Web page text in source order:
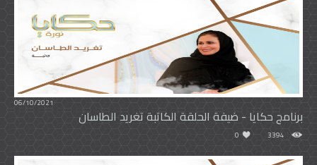
06/10/2021
برنامج حكايا - ضيفة الحلقة الكاتبة تغريد الطاسان
3394
0